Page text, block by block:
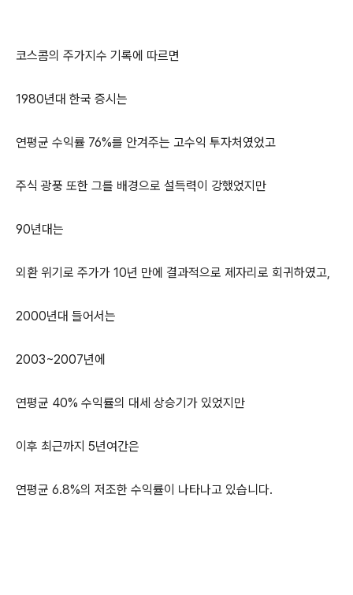
코스콤의 주가지수 기록에 따르면
1980년대 한국 증시는
연평균 수익률 76%를 안겨주는 고수익 투자처였었고
주식 광풍 또한 그를 배경으로 설득력이 강했었지만
90년대는
외환 위기로 주가가 10년 만에 결과적으로 제자리로 회귀하였고,
2000년대 들어서는
2003~2007년에
연평균 40% 수익률의 대세 상승기가 있었지만
이후 최근까지 5년여간은
연평균 6.8%의 저조한 수익률이 나타나고 있습니다.